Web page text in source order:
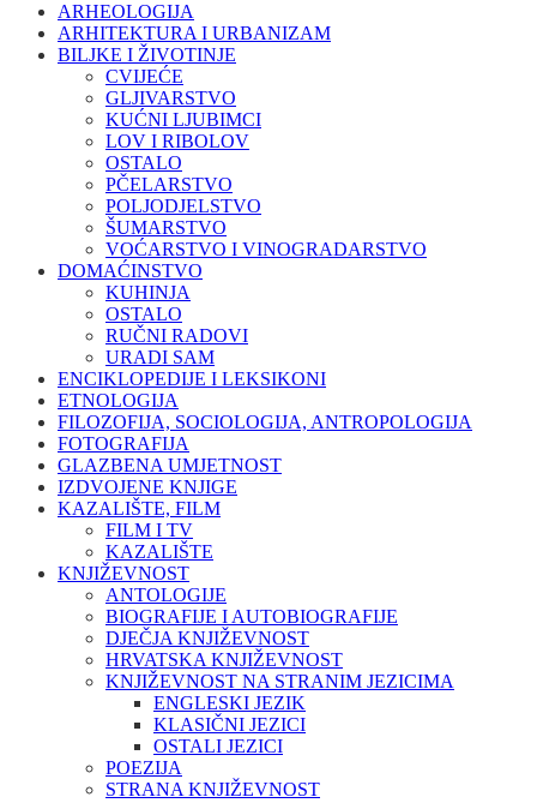
ARHEOLOGIJA
ARHITEKTURA I URBANIZAM
BILJKE I ŽIVOTINJE
CVIJEĆE
GLJIVARSTVO
KUĆNI LJUBIMCI
LOV I RIBOLOV
OSTALO
PČELARSTVO
POLJODJELSTVO
ŠUMARSTVO
VOĆARSTVO I VINOGRADARSTVO
DOMAĆINSTVO
KUHINJA
OSTALO
RUČNI RADOVI
URADI SAM
ENCIKLOPEDIJE I LEKSIKONI
ETNOLOGIJA
FILOZOFIJA, SOCIOLOGIJA, ANTROPOLOGIJA
FOTOGRAFIJA
GLAZBENA UMJETNOST
IZDVOJENE KNJIGE
KAZALIŠTE, FILM
FILM I TV
KAZALIŠTE
KNJIŽEVNOST
ANTOLOGIJE
BIOGRAFIJE I AUTOBIOGRAFIJE
DJEČJA KNJIŽEVNOST
HRVATSKA KNJIŽEVNOST
KNJIŽEVNOST NA STRANIM JEZICIMA
ENGLESKI JEZIK
KLASIČNI JEZICI
OSTALI JEZICI
POEZIJA
STRANA KNJIŽEVNOST